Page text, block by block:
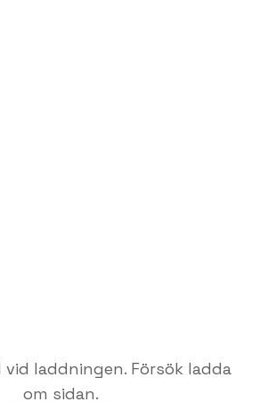
laddningen. Försök ladda
om sidan.